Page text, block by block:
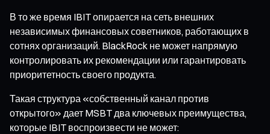
В то же время IBIT опирается на сеть внешних
независимых финансовых советников, работающих в
сотнях организаций. BlackRock не может напрямую
контролировать их рекомендации или гарантировать
приоритетность своего продукта.
Такая структура «собственный канал против
открытого» дает MSBT два ключевых преимущества,
которые IBIT воспроизвести не может: